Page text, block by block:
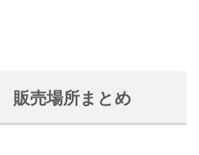
販売場所まとめ